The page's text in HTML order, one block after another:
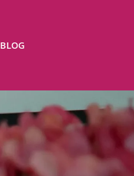
BLOG